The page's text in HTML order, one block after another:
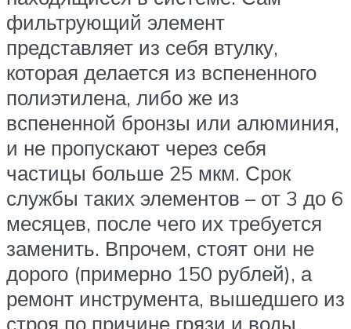
фильтрующий элемент
представляет из себя втулку,
которая делается из вспененного
полиэтилена, либо же из
вспененной бронзы или алюминия,
и не пропускают через себя
частицы больше 25 мкм. Срок
службы таких элементов – от 3 до 6
месяцев, после чего их требуется
заменить. Впрочем, стоят они не
дорого (примерно 150 рублей), а
ремонт инструмента, вышедшего из
строя по причине грязи и воды,